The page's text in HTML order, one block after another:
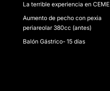
La terrible experiencia en CEME
Aumento de pecho con pexia
periareolar 380cc (antes)
Balón Gástrico- 15 días